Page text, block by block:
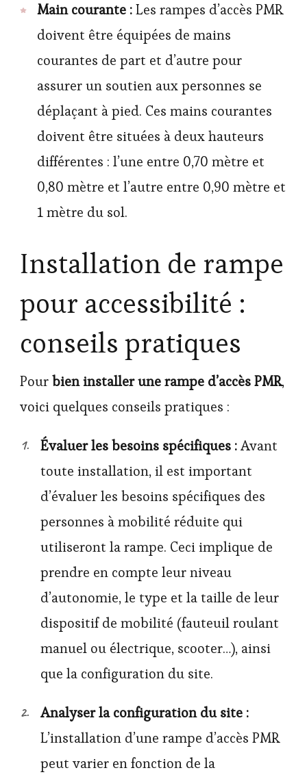
Main courante :Les rampes d’accès PMR
doivent être équipées de mains
courantes de part et d’autre pour
assurer un soutien aux personnes se
déplaçant à pied. Ces mains courantes
doivent être situées à deux hauteurs
différentes : l’une entre 0,70 mètre et
0,80 mètre et l’autre entre 0,90 mètre et
1 mètre du sol.
Installation de rampe
pour accessibilité :
conseils pratiques
Pourbien installer une rampe d’accès PMR,
voici quelques conseils pratiques :
Évaluer les besoins spécifiques :Avant
toute installation, il est important
d’évaluer les besoins spécifiques des
personnes à mobilité réduite qui
utiliseront la rampe. Ceci implique de
prendre en compte leur niveau
d’autonomie, le type et la taille de leur
dispositif de mobilité (fauteuil roulant
manuel ou électrique, scooter…), ainsi
que la configuration du site.
Analyser la configuration du site :
L’installation d’une rampe d’accès PMR
peut varier en fonction de la